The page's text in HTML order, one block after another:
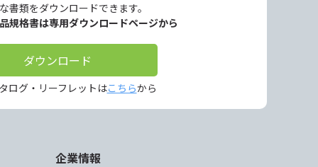
書類をダウンロードできます。
規格書は専用ダウンロードページから
ダウンロード
ログ・リーフレットはこちらから
企業情報